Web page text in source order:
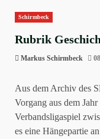
Schirmbeck
Rubrik
Markus Schirmbeck
Aus dem Archiv des
Vorgang aus dem
Verbandsligaspiel
es eine Hängepartie